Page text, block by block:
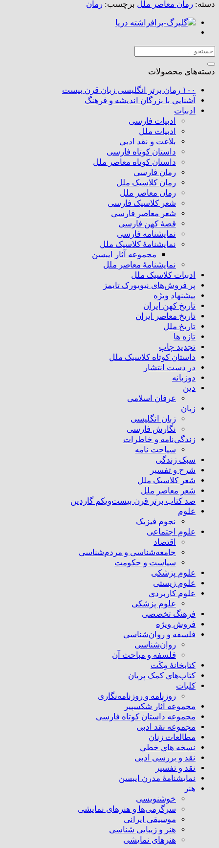
اگر
را
نمیدانی
دسته: رمان معاصر ملل برچسب: رمان
جستجو
برای:
دسته‌های محصولات
۱۰۰ رمان برتر انگلیسی زبان قرن بیست
آشنایی با بزرگان اندیشه و فرهنگ
ادبیات
ادبیات فارسی
ادبیات ملل
بلاغت و نقد ادبی
داستان کوتاه فارسی
داستان کوتاه معاصر ملل
رمان فارسی
رمان کلاسیک ملل
رمان معاصر ملل
شعر کلاسیک فارسی
شعر معاصر فارسی
قصهٔ کهن فارسی
نمایشنامه فارسی
نمایشنامهٔ کلاسیک ملل
مجموعه آثار ایبسن
نمایشنامهٔ معاصر ملل
ادبیات کلاسیک ملل
پر فروش‌های نیویورک تایمز
پیشنهاد ویژه
تاریخ کهن ایران
تاریخ معاصر ایران
تاریخ ملل
تازه ها
تجدید چاپ
داستان کوتاه کلاسیک ملل
در دست انتشار
دوزبانه
دین
عرفان اسلامی
زبان
زبان انگلیسی
نگارش فارسی
زندگی‌نامه و خاطرات
سیاحت نامه
سبک زندگی
شرح و تفسیر
شعر کلاسیک ملل
شعر معاصر ملل
صد کتاب برتر قرن بیست‌و‌یکم گاردین
علوم
نجوم فیزیک
علوم اجتماعی
اقتصاد
جامعه‌شناسی و مردم‌شناسی
سیاست و حکومت
علوم پزشکی
علوم زیستی
علوم کاربردی
علوم پزشکی
فرهنگ تخصصی
فروش ویژه
فلسفه و روان‌شناسی
روان‌شناسی
فلسفه و مباحث آن
کتابخانۀ مِکَت
کتاب‌های کمک پریان
کلیات
روزنامه و روزنامه‌نگاری
مجموعه آثار شکسپیر
مجموعه داستان کوتاه فارسی
مجموعه نقد ادبی
مطالعات زنان
نسخه های خطی
نقد و بررسی ادبی
نقد و تفسیر
نمایشنامۀ مدرن ایبسن
هنر
خوشنویسی
سرگرمی‌ها و هنرهای نمایشی
موسیقی ایرانی
هنر و زیبایی شناسی
هنر‌های نمایشی